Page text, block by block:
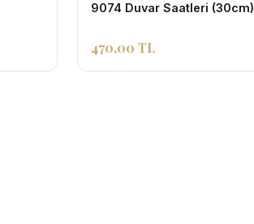
9074 Duvar Saatleri (30cm)
470,00 TL